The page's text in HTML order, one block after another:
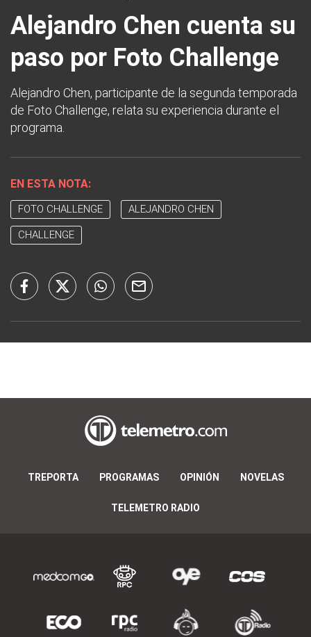
Alejandro Chen cuenta su
paso por Foto Challenge
Alejandro Chen, participante de la segunda temporada
de Foto Challenge, relata su experiencia durante el
programa.
EN ESTA NOTA:
FOTO CHALLENGE ALEJANDRO CHEN
CHALLENGE
TREPORTA PROGRAMAS OPINIÓN NOVELAS
TELEMETRO RADIO